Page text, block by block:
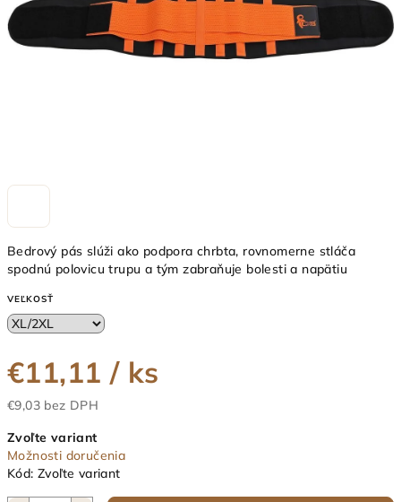
Bedrový pás slúži ako podpora chrbta, rovnomerne stláča
spodnú polovicu trupu a tým zabraňuje bolesti a napätiu
VEĽKOSŤ
€11,11 / ks
€9,03 bez DPH
cena:
Zvoľte variant
Možnosti doručenia
Kód: Zvoľte variant